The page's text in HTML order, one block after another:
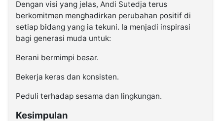
Dengan visi yang jelas, Andi Sutedja terus
berkomitmen menghadirkan perubahan positif di
setiap bidang yang ia tekuni. Ia menjadi inspirasi
bagi generasi muda untuk:
Berani bermimpi besar.
Bekerja keras dan konsisten.
Peduli terhadap sesama dan lingkungan.
Kesimpulan